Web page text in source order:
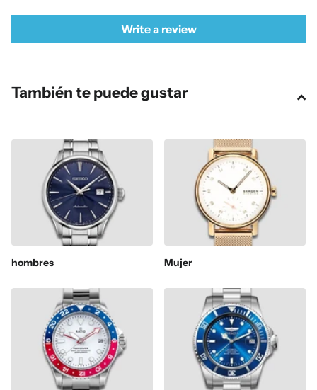
Write a review
También te puede gustar
hombres Mujer